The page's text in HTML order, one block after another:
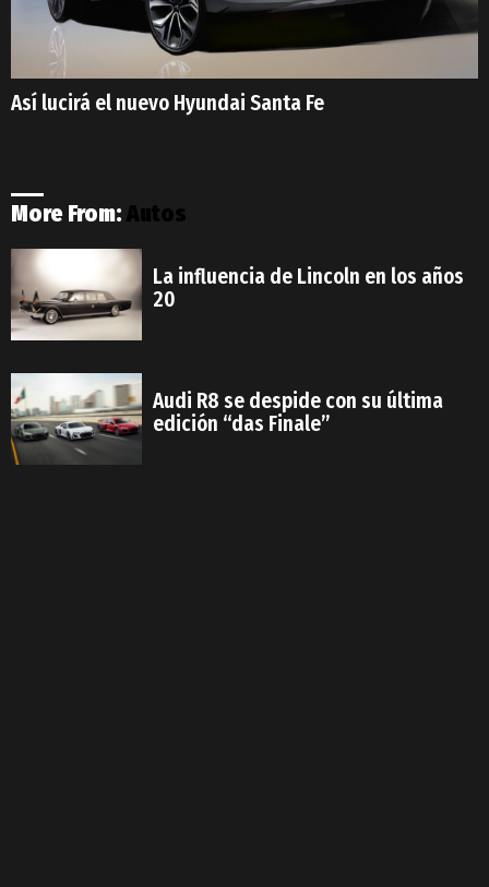
Así lucirá el nuevo Hyundai Santa Fe
More From:Autos
La influencia de Lincoln en los años
20
Audi R8 se despide con su última
edición “das Finale”